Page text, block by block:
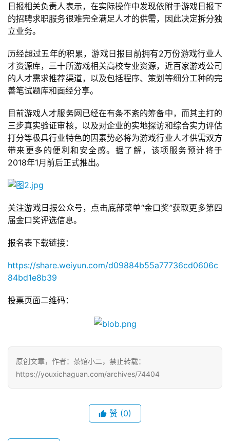
手
机
游
戏
单
机
戏
休
闲
游
戏
2
0
5
十
三
届
金
7
日报相关负责人表示，在实际操作中发现依附于游戏日报下
的招聘求职服务很难完全满足人才的供需，因此决定拆分独
立业务。
历经超过五年的积累，游戏日报目前拥有2万份游戏行业人
才资源库，三十所游戏相关高校专业资源，近百家游戏公司
的人才需求推荐渠道，以及包括程序、策划等细分工种的完
善笔试题库和面经分享。
目前游戏人才服务网已经在有条不紊的筹备中，而其主打的
三步真实验证审核，以及对企业的实地探访和综合实力评估
打分等极具行业特色的因素势必将为游戏行业人才供需双方
带来更多的便利和安全感。据了解，该项服务预计将于
2018年1月前后正式推出。
关注游戏日报公众号，点击底部菜单“金口奖”获取更多第四
届金口奖评选信息。
报名表下载链接：
https://share.weiyun.com/d09884b55a77736cd0606c
84bd1e8b39
投票页面二维码：
原创文章，作者：茶馆小二，禁止转载：
https://youxichaguan.com/archives/74404
赞 (0)